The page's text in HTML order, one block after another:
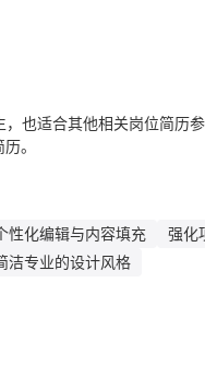
也适合其他相关岗位简历
。
性化编辑与内容填充
强化
洁专业的设计风格